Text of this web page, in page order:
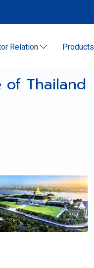
Relation Products
of Thailand